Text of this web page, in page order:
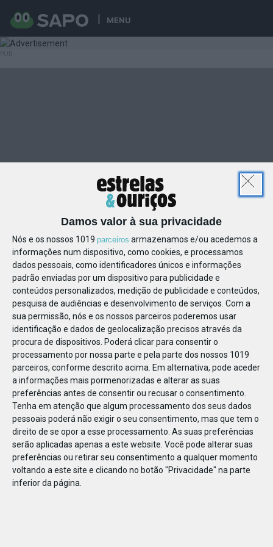
MENU
Damos valor à sua privacidade
Nós e os nossos 1019 parceiros armazenamos e/ou acedemos a
informações num dispositivo, como cookies, e processamos
dados pessoais, como identificadores únicos e informações
padrão enviadas por um dispositivo para publicidade e
conteúdos personalizados, medição de publicidade e conteúdos,
pesquisa de audiências e desenvolvimento de serviços. Com a
sua permissão, nós e os nossos parceiros poderemos usar
identificação e dados de geolocalização precisos através da
procura de dispositivos. Poderá clicar para consentir o
processamento por nossa parte e pela parte dos nossos 1019
parceiros, conforme descrito acima. Em alternativa, pode aceder
a informações mais pormenorizadas e alterar as suas
preferências antes de consentir ou recusar o consentimento.
Tenha em atenção que algum processamento dos seus dados
pessoais poderá não exigir o seu consentimento, mas que tem o
direito de se opor a esse processamento. As suas preferências
serão aplicadas apenas a este website. Você pode alterar suas
preferências ou retirar seu consentimento a qualquer momento
voltando a este site e clicando no botão "Privacidade" na parte
inferior da página.
789412010664625